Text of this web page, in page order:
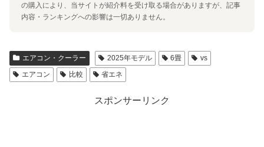
の購入により、当サイトが紹介料を受け取る場合がありますが、記事
内容・ランキングへの影響は一切ありません。
エアコン・クーラー 2025年モデル 6畳
vs
エアコン
比較 省エネ
スポンサーリンク